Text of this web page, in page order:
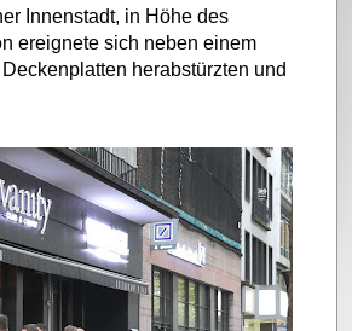
Innenstadt, in Höhe des
ereignete sich neben einem
herabstürzten und